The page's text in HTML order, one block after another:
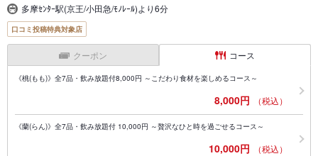
多摩ｾﾝﾀｰ駅(京王/小田急/ﾓﾉﾚｰﾙ)より6分
口コミ投稿特典対象店
クーポン コース
《桃(もも)》全7品・飲み放題付8,000円 ～こだわり食材を楽しめるコース～
8,000円 （税込）
《蘭(らん)》全7品・飲み放題付 10,000円 ～贅沢なひと時を過ごせるコース～
10,000円 （税込）